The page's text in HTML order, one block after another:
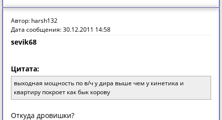
Автор: harsh132
Дата сообщения: 30.12.2011 14:58
sevik68
Цитата:
выходная мощность по в/ч у дира выше чем у кинетика и
квартиру покроет как бык корову
Откуда дровишки?